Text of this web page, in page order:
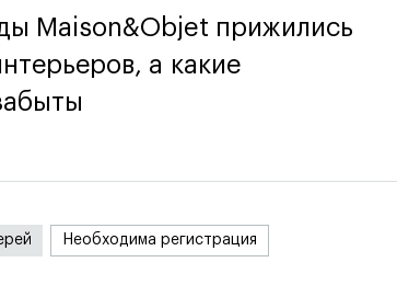
Maison&Objet прижились
а какие
Maison&Objet прижились
а какие
Необходима регистрация